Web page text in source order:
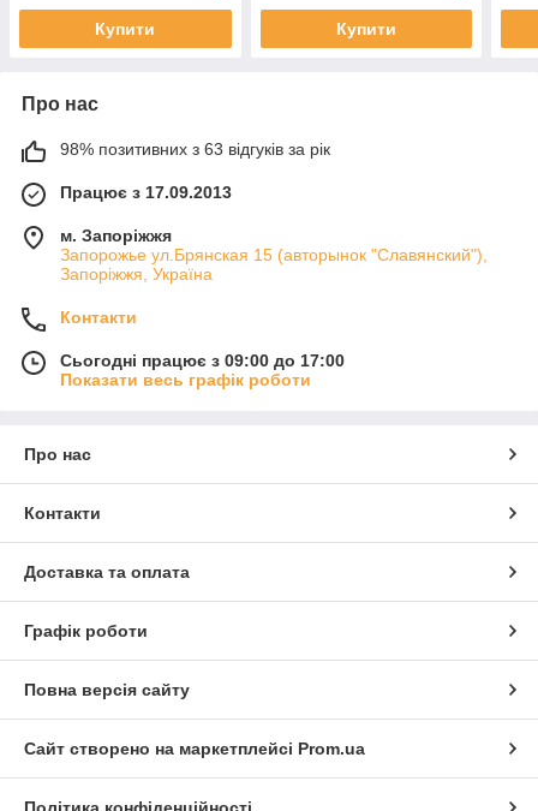
Купити Купити
Про нас
98% позитивних з 63 відгуків за рік
Працює з 17.09.2013
м. Запоріжжя
Запорожье ул.Брянская 15 (авторынок "Славянский"),
Запоріжжя, Україна
Контакти
Сьогодні працює з 09:00 до 17:00
Показати весь графік роботи
Про нас
Контакти
Доставка та оплата
Графік роботи
Повна версія сайту
Сайт створено на маркетплейсі Prom.ua